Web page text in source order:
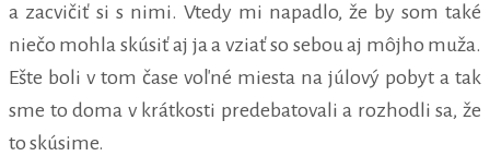
a zacvičiť si s nimi. Vtedy mi napadlo, že by som také
niečo mohla skúsiť aj ja a vziať so sebou aj môjho muža.
Ešte boli v tom čase voľné miesta na júlový pobyt a tak
sme to doma v krátkosti predebatovali a rozhodli sa, že
to skúsime.